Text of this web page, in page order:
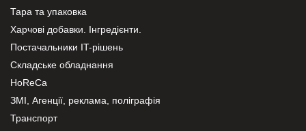
Тара та упаковка
Харчові добавки. Інгредієнти.
Постачальники IT-рішень
Складське обладнання
HoReCa
ЗМІ, Агенції, реклама, поліграфія
Транспорт